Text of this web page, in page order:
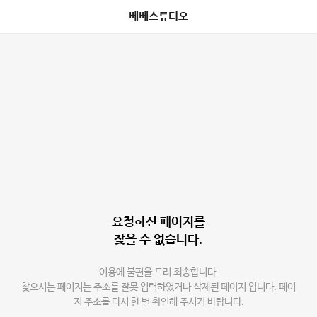
베베스튜디오
요청하신 페이지를
찾을 수 없습니다.
이용에 불편을 드려 죄송합니다.
찾으시는 페이지는 주소를 잘못 입력하였거나 삭제된 페이지 입니다. 페이
지 주소를 다시 한 번 확인해 주시기 바랍니다.